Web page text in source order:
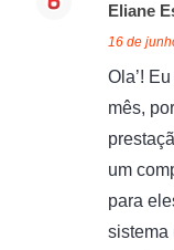
Eliane
16 de
Ola’!
mês,
um
para
sistema